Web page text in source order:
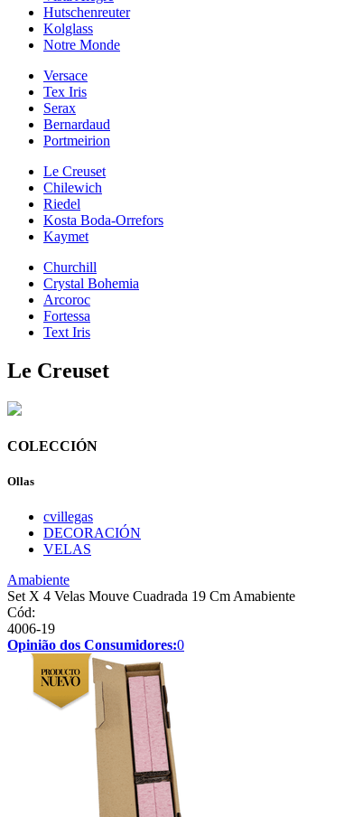
Hutschenreuter
Kolglass
Notre Monde
Versace
Tex Iris
Serax
Bernardaud
Portmeirion
Le Creuset
Chilewich
Riedel
Kosta Boda-Orrefors
Kaymet
Churchill
Crystal Bohemia
Arcoroc
Fortessa
Text Iris
Le Creuset
COLECCIÓN
Ollas
cvillegas
DECORACIÓN
VELAS
Amabiente
Set X 4 Velas Mouve Cuadrada 19 Cm Amabiente
Cód:
4006-19
Opinião dos Consumidores:0